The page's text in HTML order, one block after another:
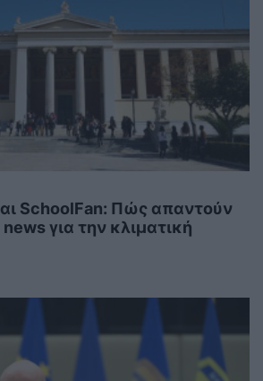
SchoolFan: Πώς απαντούν
για την κλιματική